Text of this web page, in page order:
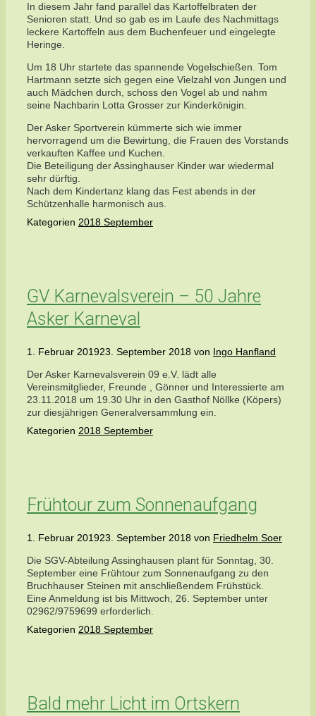
In diesem Jahr fand parallel das Kartoffelbraten der
Senioren statt. Und so gab es im Laufe des Nachmittags
leckere Kartoffeln aus dem Buchenfeuer und eingelegte
Heringe.
Um 18 Uhr startete das spannende Vogelschießen. Tom
Hartmann setzte sich gegen eine Vielzahl von Jungen und
auch Mädchen durch, schoss den Vogel ab und nahm
seine Nachbarin Lotta Grosser zur Kinderkönigin.
Der Asker Sportverein kümmerte sich wie immer
hervorragend um die Bewirtung, die Frauen des Vorstands
verkauften Kaffee und Kuchen.
Die Beteiligung der Assinghauser Kinder war wiedermal
sehr dürftig.
Nach dem Kindertanz klang das Fest abends in der
Schützenhalle harmonisch aus.
Kategorien 2018 September
GV Karnevalsverein – 50 Jahre
Asker Karneval
1. Februar 201923. September 2018 von Ingo Hanfland
Der Asker Karnevalsverein 09 e.V. lädt alle
Vereinsmitglieder, Freunde , Gönner und Interessierte am
23.11.2018 um 19.30 Uhr in den Gasthof Nöllke (Köpers)
zur diesjährigen Generalversammlung ein.
Kategorien 2018 September
Frühtour zum Sonnenaufgang
1. Februar 201923. September 2018 von Friedhelm Soer
Die SGV-Abteilung Assinghausen plant für Sonntag, 30.
September eine Frühtour zum Sonnenaufgang zu den
Bruchhauser Steinen mit anschließendem Frühstück.
Eine Anmeldung ist bis Mittwoch, 26. September unter
02962/9759699 erforderlich.
Kategorien 2018 September
Bald mehr Licht im Ortskern